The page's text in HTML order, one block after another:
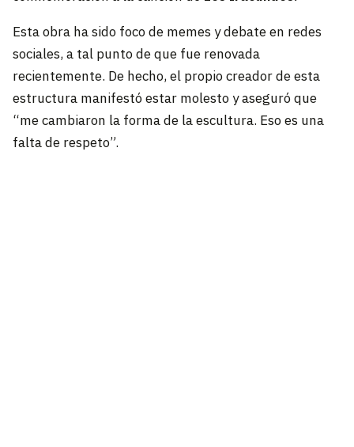
Esta obra ha sido foco de memes y debate en redes
sociales, a tal punto de que fue renovada
recientemente. De hecho, el propio creador de esta
estructura manifestó estar molesto y aseguró que
“me cambiaron la forma de la escultura. Eso es una
falta de respeto”.